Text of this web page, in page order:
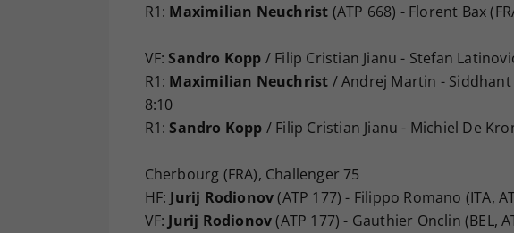
R1: Maximilian Neuchrist (ATP 668) - Florent Bax
VF:Sandro Kopp / Filip Cristian Jianu - Stefan
R1: Maximilian Neuchrist / Andrej Martin - Siddhant
8:10
R1:Sandro Kopp / Filip Cristian Jianu - Michiel De
Cherbourg (FRA), Challenger 75
HF: Jurij Rodionov(ATP 177) - Filippo Romano (ITA,
VF: Jurij Rodionov(ATP 177) - Gauthier Onclin (BEL,